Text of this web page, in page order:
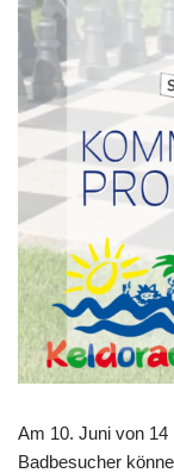
Am 10. Juni von
Badbesucher